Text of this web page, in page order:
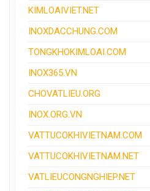
KIMLOAIVIET.NET
INOXDACCHUNG.COM
TONGKHOKIMLOAI.COM
INOX365.VN
CHOVATLIEU.ORG
INOX.ORG.VN
VATTUCOKHIVIETNAM.COM
VATTUCOKHIVIETNAM.NET
VATLIEUCONGNGHIEP.NET